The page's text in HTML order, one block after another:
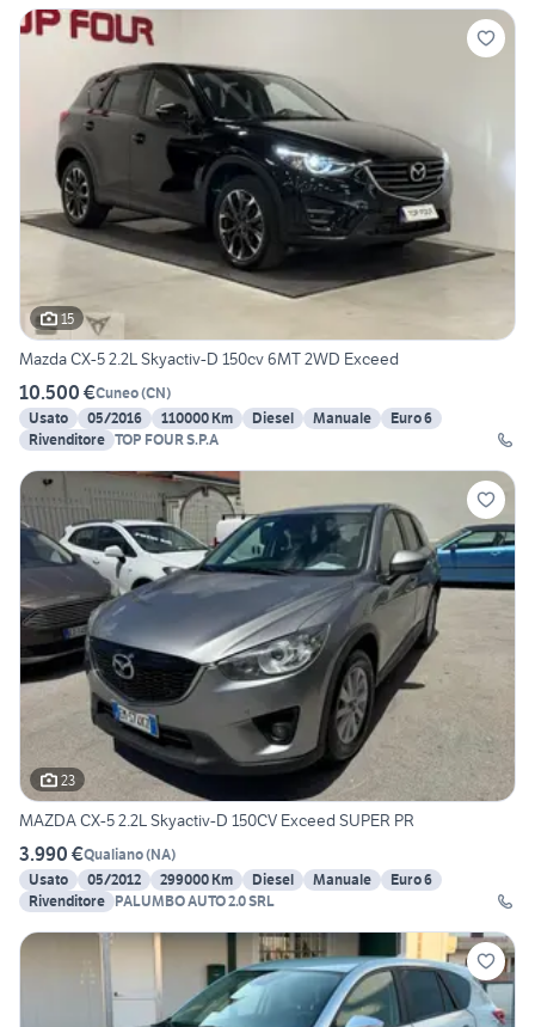
15
Mazda CX-5 2.2L Skyactiv-D 150cv 6MT 2WD Exceed
10.500 €Cuneo(CN)
Usato
05/2016 110000 Km Diesel Manuale
Euro 6
Rivenditore TOP FOUR S.P.A
23
MAZDA CX-5 2.2L Skyactiv-D 150CV Exceed SUPER PR
3.990 €Qualiano(NA)
Usato
05/2012 299000 Km Diesel Manuale
Euro 6
Rivenditore PALUMBO AUTO 2.0 SRL